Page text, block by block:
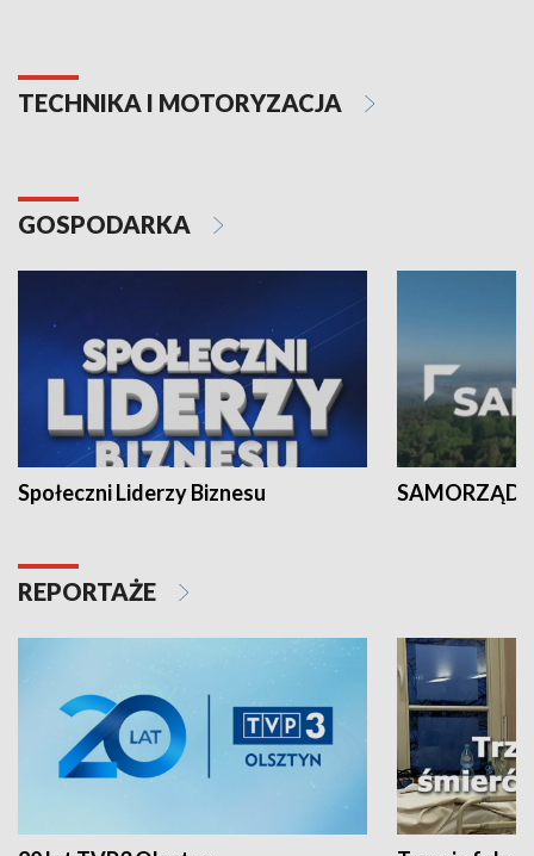
TECHNIKA I MOTORYZACJA
GOSPODARKA
Społeczni Liderzy Biznesu SAMORZĄD
REPORTAŻE